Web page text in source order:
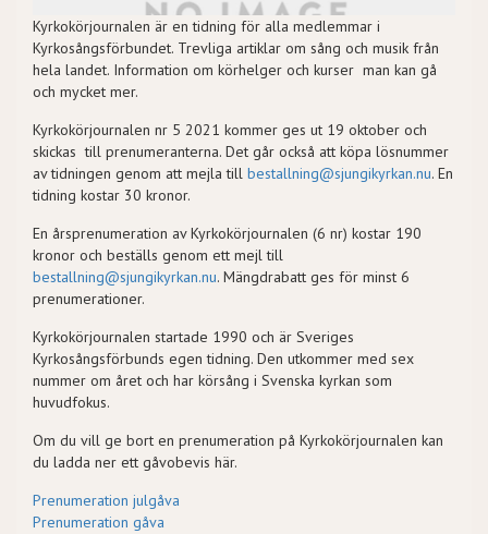
Kyrkokörjournalen är en tidning för alla medlemmar i
Kyrkosångsförbundet. Trevliga artiklar om sång och musik från
hela landet. Information om körhelger och kurser man kan gå
och mycket mer.
Kyrkokörjournalen nr 5 2021 kommer ges ut 19 oktober och
skickas till prenumeranterna. Det går också att köpa lösnummer
av tidningen genom att mejla till bestallning@sjungikyrkan.nu. En
tidning kostar 30 kronor.
En årsprenumeration av Kyrkokörjournalen (6 nr) kostar 190
kronor och beställs genom ett mejl till
bestallning@sjungikyrkan.nu. Mängdrabatt ges för minst 6
prenumerationer.
Kyrkokörjournalen startade 1990 och är Sveriges
Kyrkosångsförbunds egen tidning. Den utkommer med sex
nummer om året och har körsång i Svenska kyrkan som
huvudfokus.
Om du vill ge bort en prenumeration på Kyrkokörjournalen kan
du ladda ner ett gåvobevis här.
Prenumeration julgåva
Prenumeration gåva